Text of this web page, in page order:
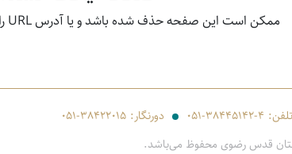
ممکن است این صفحه حذف شده باشد و یا آدرس URL را درست وارد نکرده باشید.
تلفن: ۰۵۱-۳۸۴۴۵۱۴۲-۴ دورنگار: ۰۵۱-۳۸۴۲۲۰۱۵
قدس رضوی محفوظ می‌باشد.